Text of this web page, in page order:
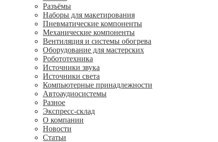
Разъёмы
Наборы для макетирования
Пневматические компоненты
Механические компоненты
Вентиляция и системы обогрева
Оборудование для мастерских
Робототехника
Источники звука
Источники света
Компьютерные принадлежности
Автоаудиосистемы
Разное
Экспресс-склад
О компании
Новости
Статьи